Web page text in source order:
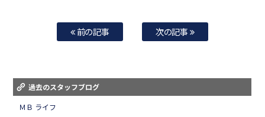
前の記事 次の記事
過去のスタッフブログ
ＭＢ ライフ